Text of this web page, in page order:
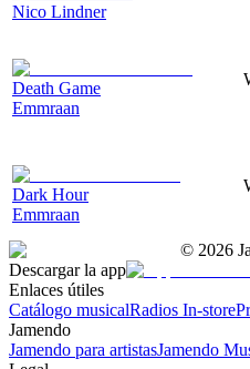
Nico Lindner
Death Game
Emmraan
Dark Hour
Emmraan
© 2026
Descargar la app
Enlaces útiles
Catálogo musicalRadios In-store
Jamendo
Jamendo para artistasJamendo